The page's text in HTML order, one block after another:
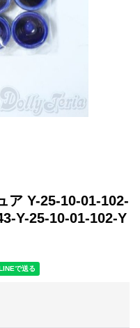
ア Y-25-10-01-102-
Y-25-10-01-102-Y